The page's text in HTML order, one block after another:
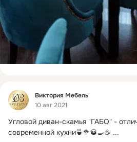
Фид
Виктория Мебель
10 авг 2021
Угловой диван-скамья "ГАБО" -
современной кухни🍵🥦🥃🍳☕ ...